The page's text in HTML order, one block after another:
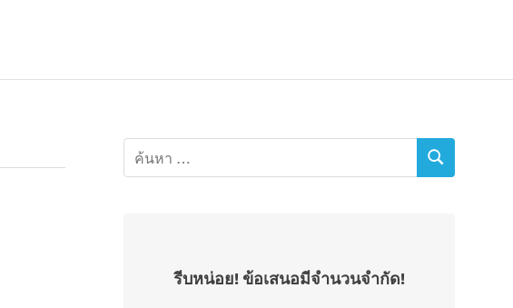
รีบหน่อย! ข้อเสนอมีจำนวนจำกัด!